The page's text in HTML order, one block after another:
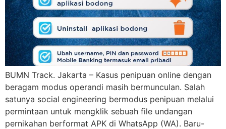
BUMN Track. Jakarta – Kasus penipuan online dengan
beragam modus operandi masih bermunculan. Salah
satunya social engineering bermodus penipuan melalui
permintaan untuk mengklik sebuah file undangan
pernikahan berformat APK di WhatsApp (WA). Baru-